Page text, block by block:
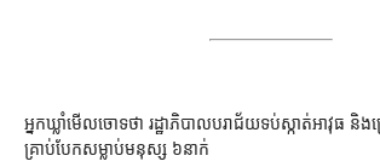
អ្នកឃ្លាំមើលចោទថា រដ្ឋាភិបាលបរាជ័យទប់ស្កាត់អាវុធ
គ្រាប់បែកសម្លាប់មនុស្ស ៦នាក់